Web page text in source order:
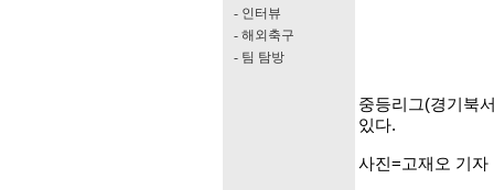
- 인터뷰
- 해외축구
- 팀 탐방
중등리그(경기북
있다.
사진=고재오 기자